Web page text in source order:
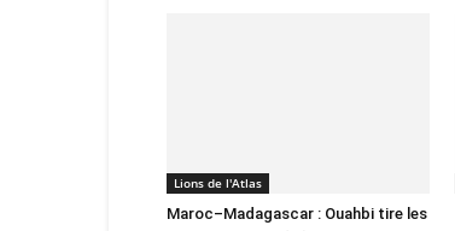
Lions de l'Atlas
Maroc–Madagascar : Ouahbi tire les